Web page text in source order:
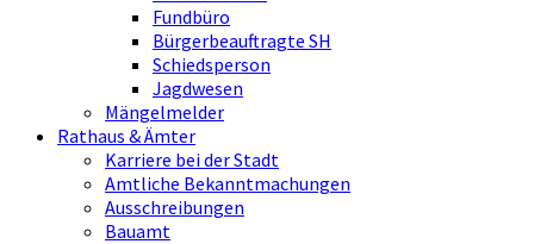
Fundbüro
Bürgerbeauftragte SH
Schiedsperson
Jagdwesen
Mängelmelder
Rathaus & Ämter
Karriere bei der Stadt
Amtliche Bekanntmachungen
Ausschreibungen
Bauamt